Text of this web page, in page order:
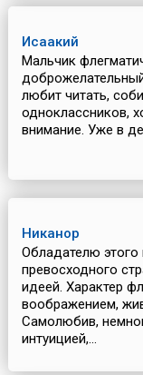
Исаакий
Мальчик
любит читать,
одноклассников,
внимание. Уже в
Никанор
Обладателю этого
превосходного
идеей. Характер
воображением,
Самолюбив,
интуицией,...